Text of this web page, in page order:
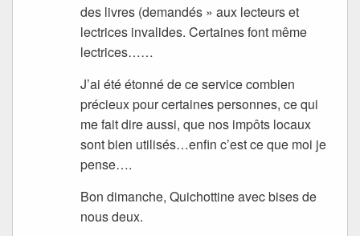
des livres (demandés » aux lecteurs et
lectrices invalides. Certaines font même
lectrices……
J’ai été étonné de ce service combien
précieux pour certaines personnes, ce qui
me fait dire aussi, que nos impôts locaux
sont bien utilisés…enfin c’est ce que moi je
pense….
Bon dimanche, Quichottine avec bises de
nous deux.